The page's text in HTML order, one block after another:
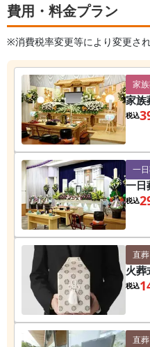
費用・料金プラン
※消費税率変更等により変更さ
家
家族
税込
一
一日
税込
直
火葬
税込
直